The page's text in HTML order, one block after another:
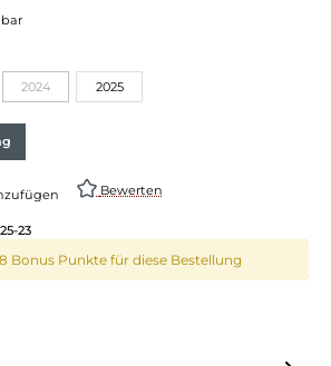
2024 2025
Bewerten
23
Bonus Punkte für diese Bestellung